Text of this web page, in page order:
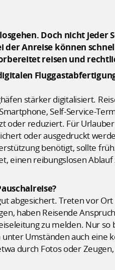
Doch nicht
Anreise können
reisen und
stärker digitalisiert.
Self-Service-
oder reduziert. Für
oder ausgedruckt
benötigt, sollte
einen reibungslosen
abgesichert. Treten vor
haben Reisende
zu melden. Nur so
Umständen auch eine
durch Fotos oder